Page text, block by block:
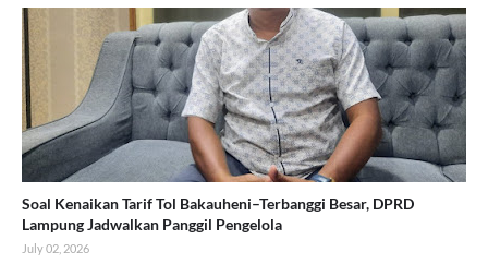
Soal Kenaikan Tarif Tol Bakauheni–Terbanggi Besar, DPRD
Lampung Jadwalkan Panggil Pengelola
July 02, 2026